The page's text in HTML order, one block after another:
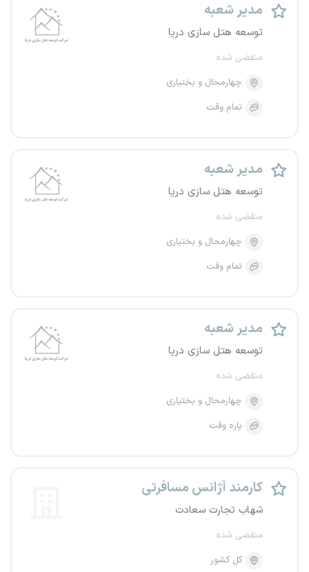
مدیر شعبه
توسعه هتل سازی دریا
منقضی شده
چهارمحال و بختیاری
تمام وقت
مدیر شعبه
توسعه هتل سازی دریا
منقضی شده
چهارمحال و بختیاری
تمام وقت
مدیر شعبه
توسعه هتل سازی دریا
منقضی شده
چهارمحال و بختیاری
پاره وقت
کارمند آژانس مسافرتی
شهاب تجارت سعادت
منقضی شده
کل کشور